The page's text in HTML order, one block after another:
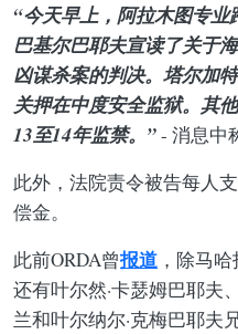
“今天早上，阿拉木图专
巴基尔巴耶夫宣读了关于
凶谋杀案的判决。塔尔加
关押在中度安全监狱。其
13至14年监禁。”- 消息中
此外，法院责令被告每人
偿金。
此前ORDA曾报道 ，除马
还有叶尔然·卡瑟姆巴耶夫
兰和叶尔纳尔·克梅巴耶夫兄